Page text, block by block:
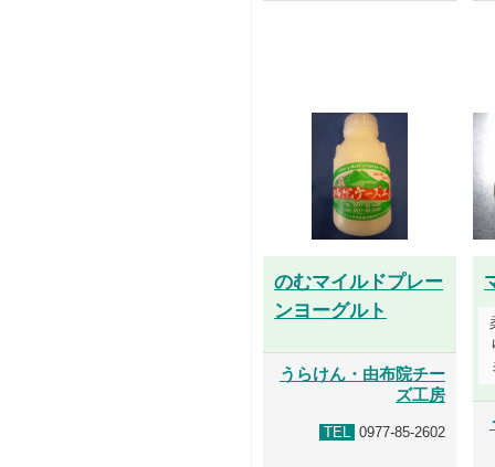
のむマイルドプレー
ンヨーグルト
うらけん・由布院チー
ズ工房
TEL 0977-85-2602